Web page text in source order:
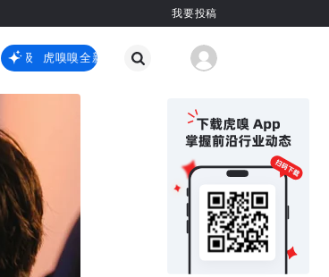
我要投稿
虎嗅嗅全新升级 虎嗅嗅全新升级